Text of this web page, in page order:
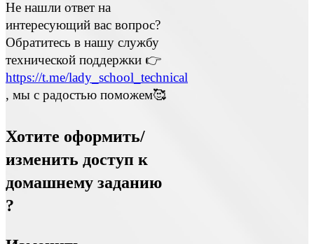
Не нашли ответ на
интересующий вас вопрос?
Обратитесь в нашу службу
технической поддержки 👉
https://t.me/lady_school_technical
, мы с радостью поможем🥰
Хотите оформить/
изменить доступ к
домашнему заданию
?